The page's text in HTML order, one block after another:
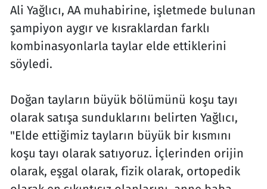
Ali Yağlıcı, AA muhabirine, işletmede bulunan
şampiyon aygır ve kısraklardan farklı
kombinasyonlarla taylar elde ettiklerini
söyledi.
Doğan tayların büyük bölümünü koşu tayı
olarak satışa sunduklarını belirten Yağlıcı,
"Elde ettiğimiz tayların büyük bir kısmını
koşu tayı olarak satıyoruz. İçlerinden orijin
olarak, eşgal olarak, fizik olarak, ortopedik